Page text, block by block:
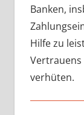
Banken,
Hilfe zu
verhüten.